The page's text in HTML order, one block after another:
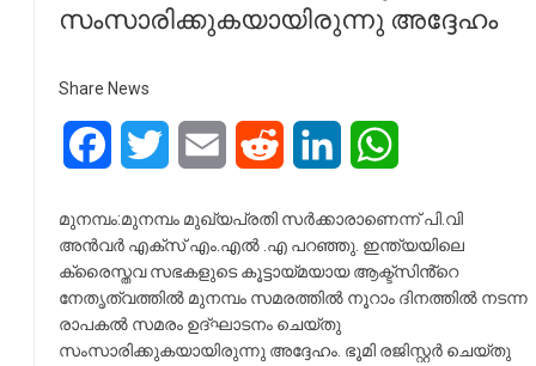
സംസാരിക്കുകയായിരുന്നു അദ്ദേഹം
Share News
FacebookTwitter Email Reddit LinkedIn
മുനമ്പം:മുനമ്പം മുഖ്യപ്രതി സർക്കാരാണെന്ന് പി.വി
അൻവർ എക്സ് എം.എൽ .എ പറഞ്ഞു. ഇന്ത്യയിലെ
ക്രൈസ്തവ സഭകളുടെ കൂട്ടായ്മയായ ആക്ട്സിൻ്റെ
നേതൃത്വത്തിൽ മുനമ്പം സമരത്തിൽ നൂറാം ദിനത്തിൽ നടന്ന
രാപകൽ സമരം ഉദ്ഘാടനം ചെയ്തു
സംസാരിക്കുകയായിരുന്നു അദ്ദേഹം. ഭൂമി രജിസ്റ്റർ ചെയ്തു